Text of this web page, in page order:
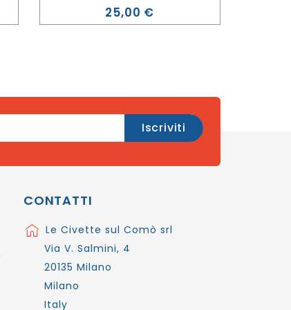
Prezzo
25,00 €
CONTATTI
Le Civette sul Comò srl
Via V. Salmini, 4
20135 Milano
Milano
Italy